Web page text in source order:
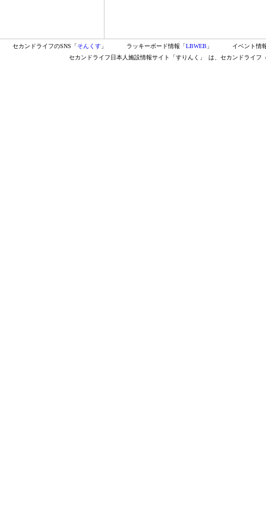
セカンドライフのSNS「そんくす 」 ラッキーボード情報「LBWEB 」
イベント情
セカンドライフ日本人施設情報サイト「すりんく」
は、セカンドライフ